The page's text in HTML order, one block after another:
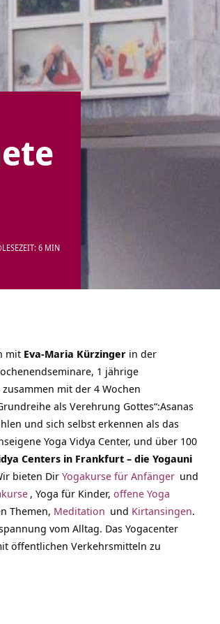
LESEZEIT: 6 MIN
mit Eva-Maria Kürzinger in der
1 jährige
mit der 4 Wochen
als Verehrung Gottes“:Asanas
und sich selbst erkennen als das
Yoga Vidya Center, und über 100
Centers in Frankfurt – die Yogauni
bieten DirYogakurse für Anfänger und
, Yoga für Kinder, offene Yoga
Themen, Meditation und Kirtansingen.
vom Alltag. Das Yogacenter
öffentlichen Verkehrsmitteln zu